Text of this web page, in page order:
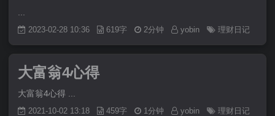
2023-02-28 10:36 619字 2分钟 yobin 理财日记
大富翁4心得
2021-10-02 13:18 459字 1分钟 yobin 理财日记